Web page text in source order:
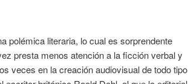
polémica literaria, lo cual es sorprendente
presta menos atención a la ficción verbal y
veces en la creación audiovisual de todo tipo